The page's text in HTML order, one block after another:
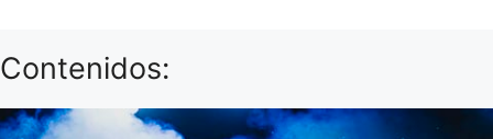
Contenidos: